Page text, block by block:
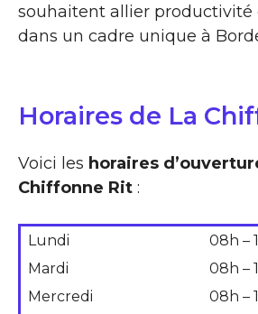
souhaitent allier productivité
dans un cadre unique à
Horaires de La
Voici les horaires
Chiffonne Rit :
Lundi
08h –
Mardi
08h –
Mercredi
08h –